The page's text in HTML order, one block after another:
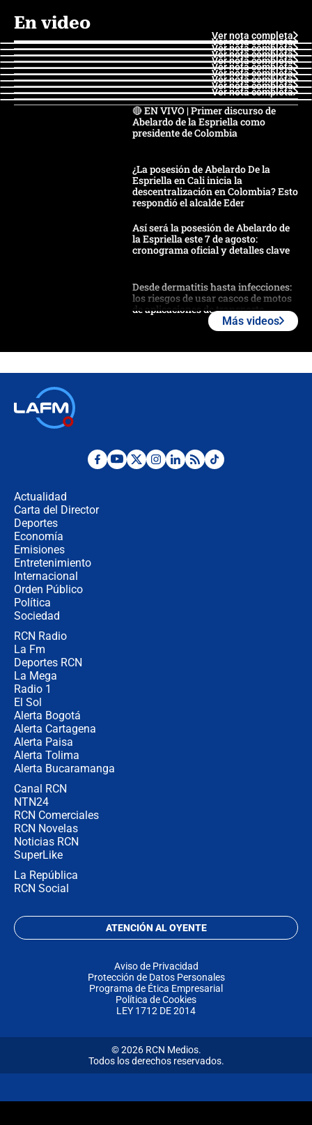
En video
Ver nota completa
Ver nota completa
Ver nota completa
Ver nota completa
Ver nota completa
Ver nota completa
Ver nota completa
Ver nota completa
Ver nota completa
Ver nota completa
🔴 EN VIVO | Primer discurso de
Abelardo de la Espriella como
presidente de Colombia
¿La posesión de Abelardo De la
Espriella en Cali inicia la
descentralización en Colombia? Esto
respondió el alcalde Eder
Así será la posesión de Abelardo de
la Espriella este 7 de agosto:
cronograma oficial y detalles clave
Desde dermatitis hasta infecciones:
los riesgos de usar cascos de motos
de aplicaciones de transporte
celular? Requisitos, pasos y
Posesión de Abelardo De La Espriella
Más videos
Actualidad
Carta del Director
Deportes
Economía
Emisiones
Entretenimiento
Internacional
Orden Público
Política
Sociedad
RCN Radio
La Fm
Deportes RCN
La Mega
Radio 1
El Sol
Alerta Bogotá
Alerta Cartagena
Alerta Paisa
Alerta Tolima
Alerta Bucaramanga
Canal RCN
NTN24
RCN Comerciales
RCN Novelas
Noticias RCN
SuperLike
La República
RCN Social
ATENCIÓN AL OYENTE
Aviso de Privacidad
Protección de Datos Personales
Programa de Ética Empresarial
Política de Cookies
LEY 1712 DE 2014
© 2026 RCN Medios.
Todos los derechos reservados.